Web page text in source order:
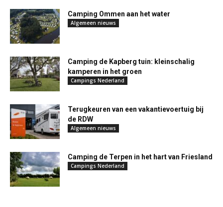
Camping Ommen aan het water
Algemeen nieuws
Camping de Kapberg tuin: kleinschalig
kamperen in het groen
Campings Nederland
Terugkeuren van een vakantievoertuig bij
de RDW
Algemeen nieuws
Camping de Terpen in het hart van Friesland
Campings Nederland